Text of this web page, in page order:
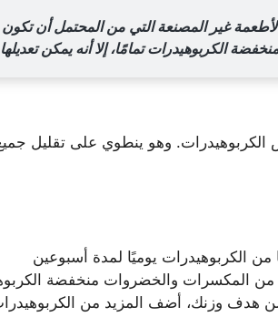
الأطعمة غير المصنعة التي من المحتمل أن
الكربوهيدرات تمامًا، إلا أنه يمكن
وهو ينطوي على تقليل جميع
من المكسرات والخضروات منخفضة
هدف وزنك، أضف المزيد من